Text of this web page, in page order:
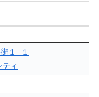
１−１
ィ